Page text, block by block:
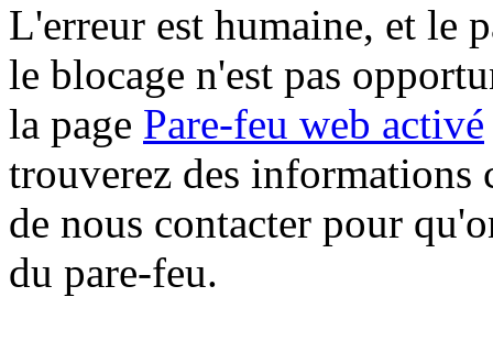
L'erreur est humaine, et le
le blocage n'est pas
la page Pare-feu web activé
trouverez des informations
de nous contacter pour
du pare-feu.